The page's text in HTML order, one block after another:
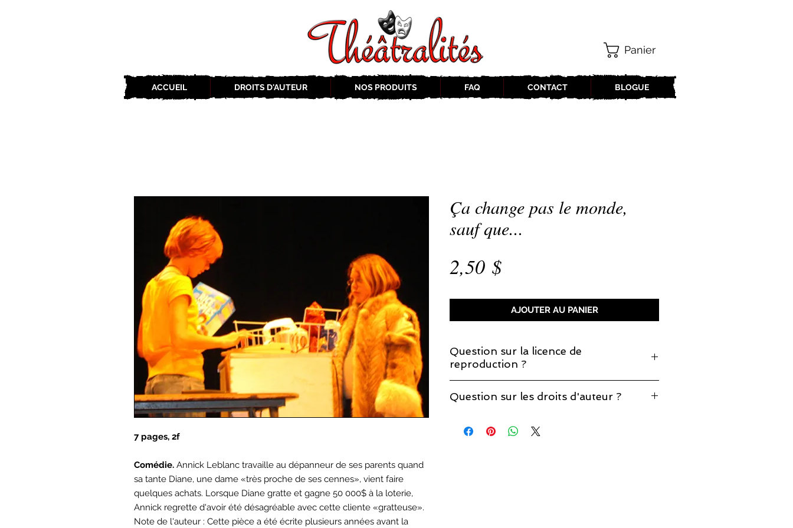
ACCUEIL DROITS D'AUTEUR NOS PRODUITS FAQ CONTACT BLOGUE
Panier
7 pages, 2f
Comédie. Annick Leblanc travaille au dépanneur de ses parents quand
sa tante Diane, une dame «très proche de ses cennes», vient faire
quelques achats. Lorsque Diane gratte et gagne 50 000$ à la loterie,
Annick regrette d'avoir été désagréable avec cette cliente «gratteuse».
Note de l'auteur : Cette pièce a été écrite plusieurs années avant la
Ça change pas le monde,
sauf que...
2,50 $Prix
AJOUTER AU PANIER
Question sur la licence de
reproduction ?
que la licence de reproduction est incluse.
Question sur les droits d'auteur ?
page sur les
droits d'auteur